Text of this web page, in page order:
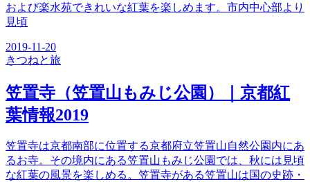
および楽水苑できれいな紅葉を楽しめます。市内中心部より
見頃
2019-11-20
きつねと旅
笠置寺（笠置山もみじ公園）｜京都紅
葉情報2019
笠置寺は京都南部に位置する京都府立笠置山自然公園内にあ
るお寺。その境内にある笠置山もみじ公園では、秋には見頃
な紅葉の風景を楽しめる。笠置寺がある笠置山は国の史跡・